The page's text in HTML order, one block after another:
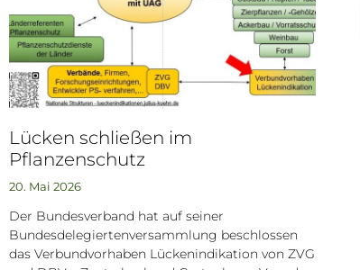
Lücken schließen im
Pflanzenschutz
20. Mai 2026
Der Bundesverband hat auf seiner
Bundesdelegiertenversammlung beschlossen
das Verbundvorhaben Lückenindikation von ZVG